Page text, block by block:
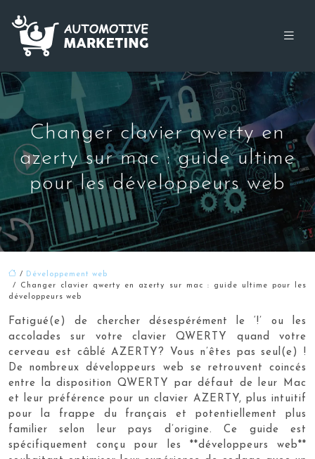
Changer clavier qwerty en
azerty sur mac : guide ultime
pour les développeurs web
/
Développement web
/ Changer clavier qwerty en azerty sur mac : guide ultime pour les
développeurs web
Fatigué(e) de chercher désespérément le ‘!’ ou les
accolades sur votre clavier QWERTY quand votre
cerveau est câblé AZERTY? Vous n’êtes pas seul(e) !
De nombreux développeurs web se retrouvent coincés
entre la disposition QWERTY par défaut de leur Mac
et leur préférence pour un clavier AZERTY, plus intuitif
pour la frappe du français et potentiellement plus
familier selon leur pays d’origine. Ce guide est
spécifiquement conçu pour les **développeurs web**